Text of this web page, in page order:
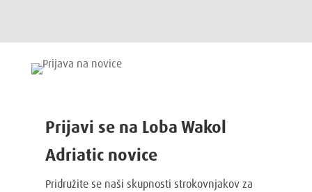
Prijavi se na Loba Wakol
Adriatic novice
Pridružite se naši skupnosti strokovnjakov za